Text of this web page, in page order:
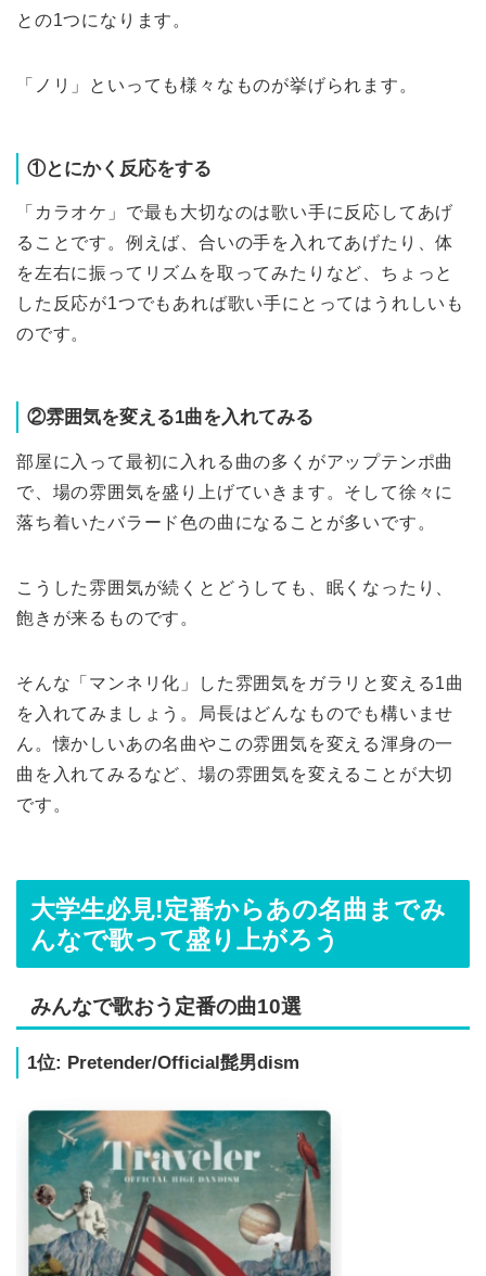
との1つになります。
「ノリ」といっても様々なものが挙げられます。
①とにかく反応をする
「カラオケ」で最も大切なのは歌い手に反応してあげ
ることです。例えば、合いの手を入れてあげたり、体
を左右に振ってリズムを取ってみたりなど、ちょっと
した反応が1つでもあれば歌い手にとってはうれしいも
のです。
②雰囲気を変える1曲を入れてみる
部屋に入って最初に入れる曲の多くがアップテンポ曲
で、場の雰囲気を盛り上げていきます。そして徐々に
落ち着いたバラード色の曲になることが多いです。
こうした雰囲気が続くとどうしても、眠くなったり、
飽きが来るものです。
そんな「マンネリ化」した雰囲気をガラリと変える1曲
を入れてみましょう。局長はどんなものでも構いませ
ん。懐かしいあの名曲やこの雰囲気を変える渾身の一
曲を入れてみるなど、場の雰囲気を変えることが大切
です。
大学生必見!定番からあの名曲までみ
んなで歌って盛り上がろう
みんなで歌おう定番の曲10選
1位: Pretender/Official髭男dism